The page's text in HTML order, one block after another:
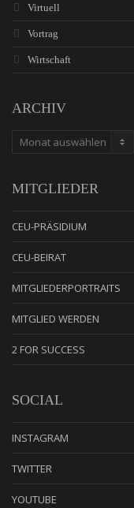
Virtuell
Vortrag
Wirtschaft
ARCHIV
ARCHIV
MITGLIEDER
CEU-PRÄSIDIUM
CEU-BEIRAT
MITGLIEDERPORTRAITS
MITGLIED WERDEN
2 FOR SUCCESS
SOCIAL
INSTAGRAM
TWITTER
YOUTUBE